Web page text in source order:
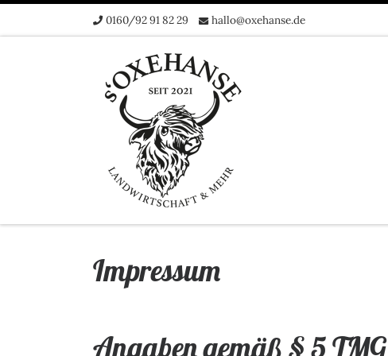
Zum Inhalt springen0160/92 91 82 29 hallo@oxehanse.de
Impressum
Angaben gemäß § 5 TMG